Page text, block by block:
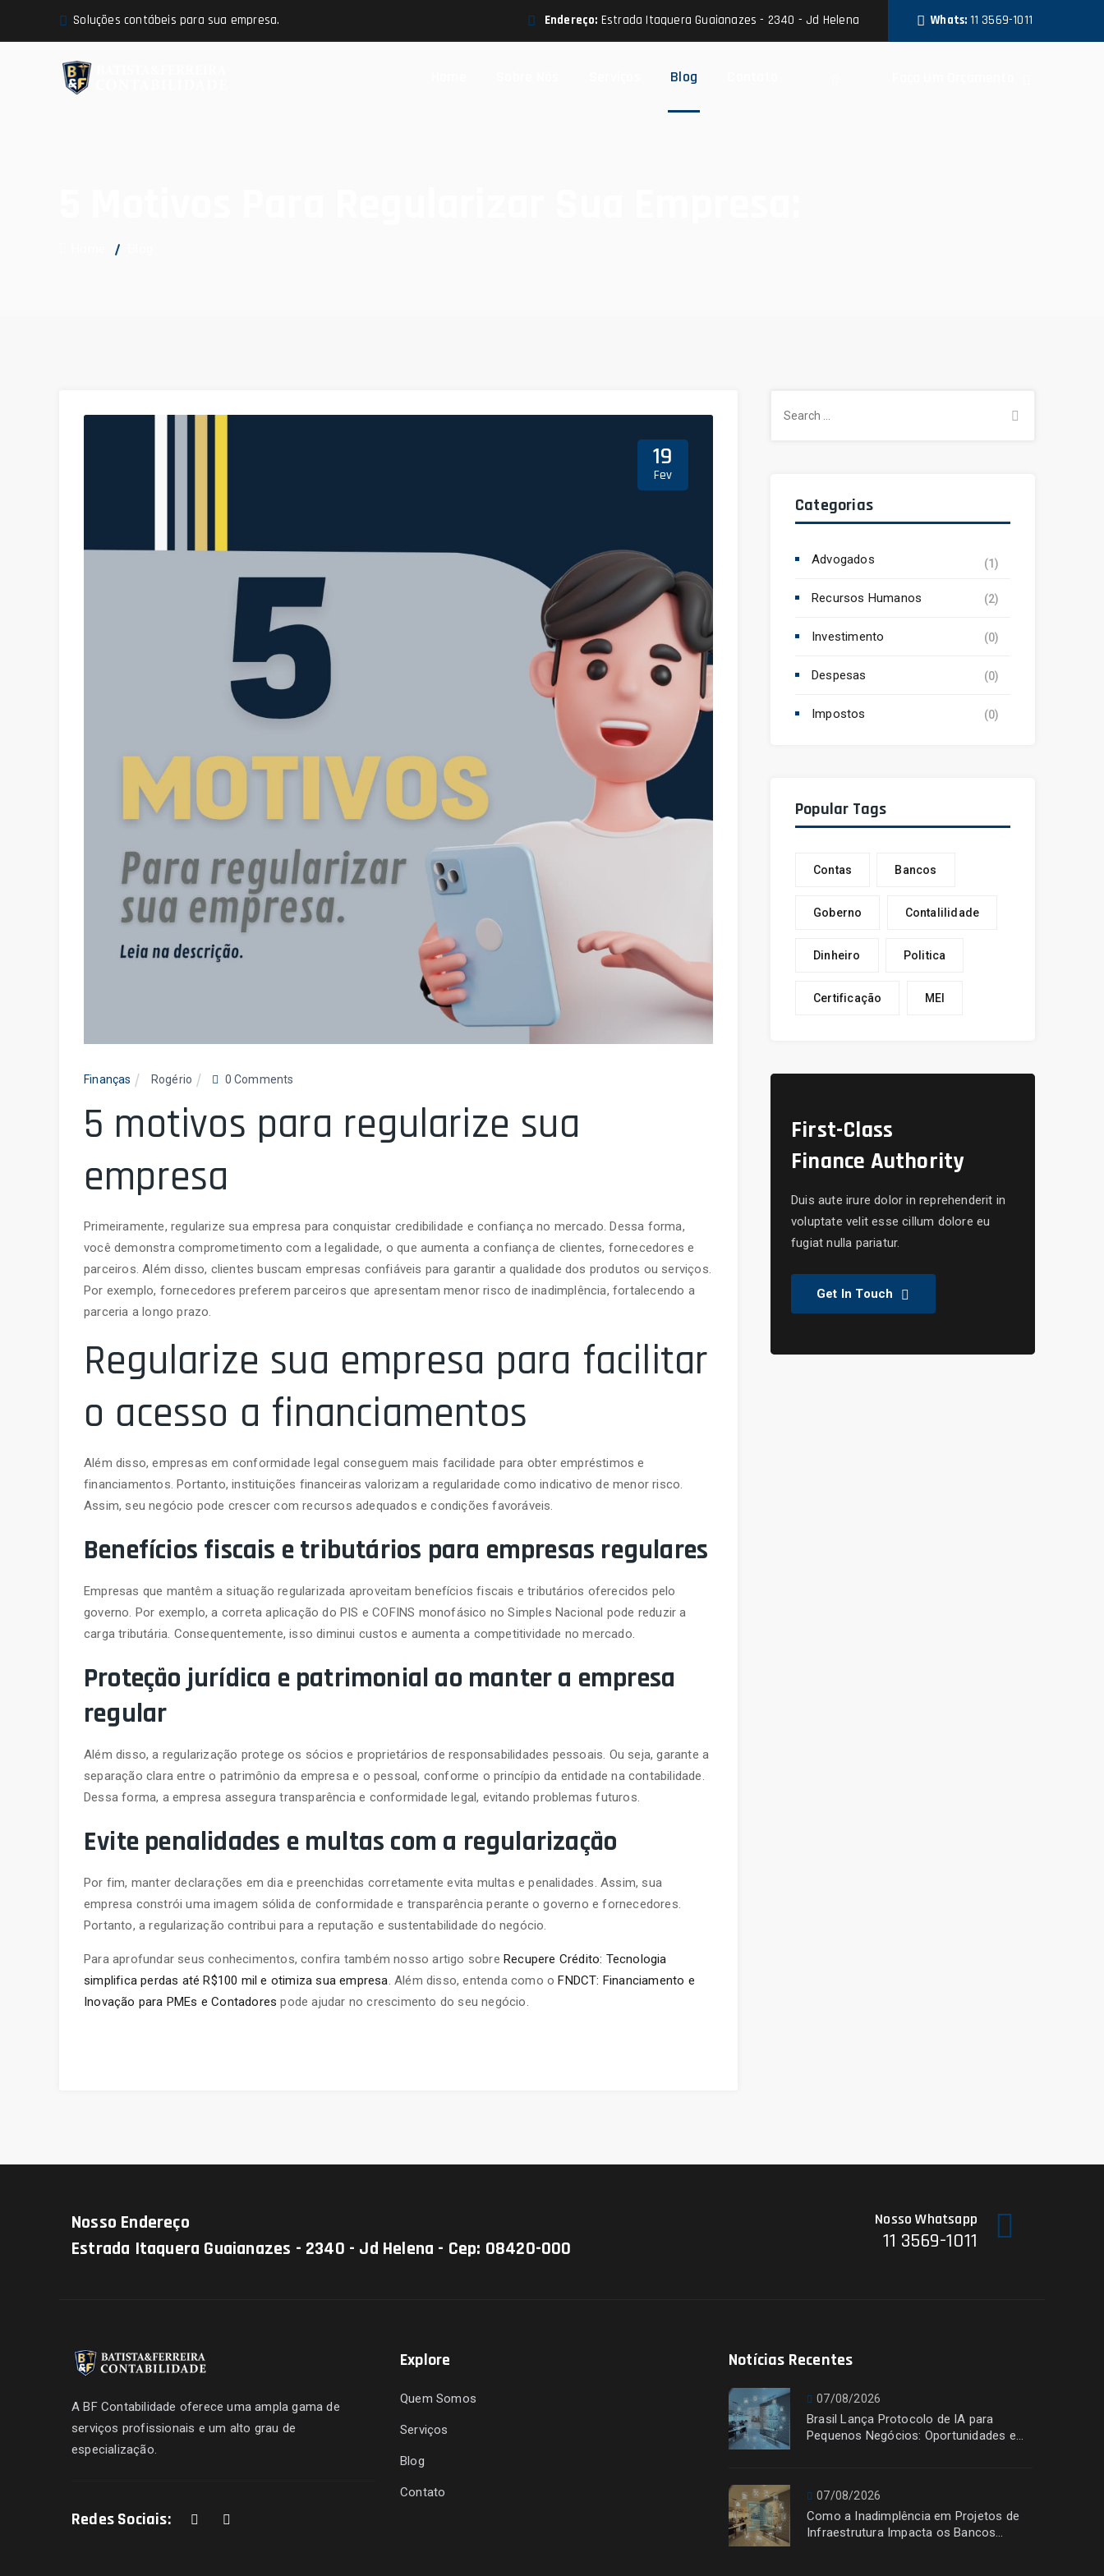
Soluções contábeis para sua empresa. Endereço: Estrada Itaquera Guaianazes - 2340 - Jd Helena Whats: 11 3569-1011
Blog
19
Fev
Finanças Rogério 0 Comments
5 motivos para regularize sua
empresa
Primeiramente, regularize sua empresa para conquistar credibilidade e confiança no mercado. Dessa forma,
você demonstra comprometimento com a legalidade, o que aumenta a confiança de clientes, fornecedores e
parceiros. Além disso, clientes buscam empresas confiáveis para garantir a qualidade dos produtos ou serviços.
Por exemplo, fornecedores preferem parceiros que apresentam menor risco de inadimplência, fortalecendo a
parceria a longo prazo.
Regularize sua empresa para facilitar
o acesso a financiamentos
Além disso, empresas em conformidade legal conseguem mais facilidade para obter empréstimos e
financiamentos. Portanto, instituições financeiras valorizam a regularidade como indicativo de menor risco.
Assim, seu negócio pode crescer com recursos adequados e condições favoráveis.
Benefícios fiscais e tributários para empresas regulares
Empresas que mantêm a situação regularizada aproveitam benefícios fiscais e tributários oferecidos pelo
governo. Por exemplo, a correta aplicação do PIS e COFINS monofásico no Simples Nacional pode reduzir a
carga tributária. Consequentemente, isso diminui custos e aumenta a competitividade no mercado.
Proteção jurídica e patrimonial ao manter a empresa
regular
Além disso, a regularização protege os sócios e proprietários de responsabilidades pessoais. Ou seja, garante a
separação clara entre o patrimônio da empresa e o pessoal, conforme o princípio da entidade na contabilidade.
Dessa forma, a empresa assegura transparência e conformidade legal, evitando problemas futuros.
Evite penalidades e multas com a regularização
Por fim, manter declarações em dia e preenchidas corretamente evita multas e penalidades. Assim, sua
empresa constrói uma imagem sólida de conformidade e transparência perante o governo e fornecedores.
Portanto, a regularização contribui para a reputação e sustentabilidade do negócio.
Para aprofundar seus conhecimentos, confira também nosso artigo sobreRecupere Crédito: Tecnologia
simplifica perdas até R$100 mil e otimiza sua empresa. Além disso, entenda como oFNDCT: Financiamento e
Inovação para PMEs e Contadores pode ajudar no crescimento do seu negócio.
for:
Categorias
Advogados (1)
Recursos Humanos (2)
Investimento (0)
Despesas (0)
Impostos (0)
Popular Tags
Contas Bancos
Goberno Contalilidade
Dinheiro Politica
Certificação MEI
First-Class
Finance Authority
Duis aute irure dolor in reprehenderit in
voluptate velit esse cillum dolore eu
fugiat nulla pariatur.
Get In Touch
Nosso Endereço
Estrada Itaquera Guaianazes - 2340 - Jd Helena - Cep: 08420-000
Nosso Whatsapp
11 3569-1011
A BF Contabilidade oferece uma ampla gama de
serviços profissionais e um alto grau de
especialização.
Redes Sociais:
Explore
Quem Somos
Serviços
Blog
Contato
Notícias Recentes
07/08/2026
Brasil Lança Protocolo de IA para
Pequenos Negócios: Oportunidades e
07/08/2026
Como a Inadimplência em Projetos de
Infraestrutura Impacta os Bancos